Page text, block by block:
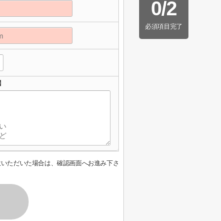
0/2
必須項目完了
ただいた場合は、確認画面へお進み下さ